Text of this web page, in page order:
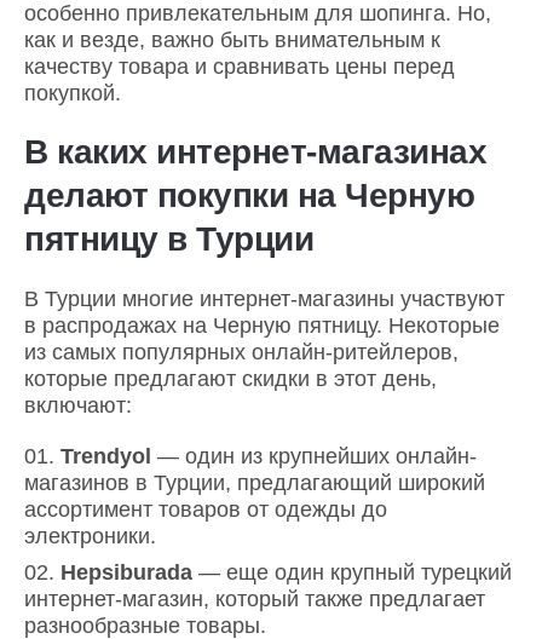
особенно привлекательным для шопинга. Но,
как и везде, важно быть внимательным к
качеству товара и сравнивать цены перед
покупкой.
В каких интернет-магазинах
делают покупки на Черную
пятницу в Турции
В Турции многие интернет-магазины участвуют
в распродажах на Черную пятницу. Некоторые
из самых популярных онлайн-ритейлеров,
которые предлагают скидки в этот день,
включают:
Trendyol — один из крупнейших онлайн-
магазинов в Турции, предлагающий широкий
ассортимент товаров от одежды до
электроники.
Hepsiburada — еще один крупный турецкий
интернет-магазин, который также предлагает
разнообразные товары.